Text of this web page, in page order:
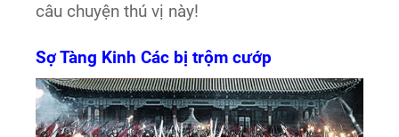
câu chuyện thú vị này!
Sợ Tàng Kinh Các bị trộm cướp